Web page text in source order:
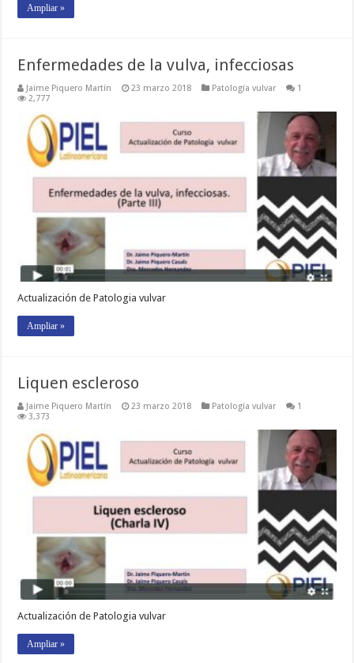
Ampliar »
Enfermedades de la vulva, infecciosas
Jaime Piquero Martín 23 marzo 2018 Patología vulvar
1
2,777
Actualización de Patologia vulvar
Ampliar »
Liquen escleroso
Jaime Piquero Martín 23 marzo 2018 Patología vulvar
1
3,373
Actualización de Patologia vulvar
Ampliar »